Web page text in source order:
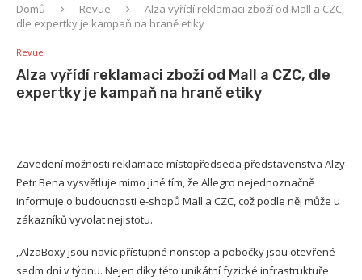
Domů Revue
Alza vyřídí reklamaci zboží od Mall a CZC,
dle expertky je kampaň na hraně etiky
Revue
Alza vyřídí reklamaci zboží od Mall a CZC, dle
expertky je kampaň na hraně etiky
Zavedení možnosti reklamace místopředseda představenstva Alzy
Petr Bena vysvětluje mimo jiné tím, že Allegro nejednoznačně
informuje o budoucnosti e-shopů Mall a CZC, což podle něj může u
zákazníků vyvolat nejistotu.
„AlzaBoxy jsou navíc přístupné nonstop a pobočky jsou otevřené
sedm dní v týdnu. Nejen díky této unikátní fyzické infrastruktuře